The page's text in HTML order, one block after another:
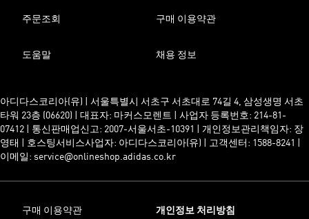
주문조회 구매 이용약관
도움말 채용 정보
아디다스코리아(유) | 서울특별시 서초구 서초대로 74길 4, 삼성생명 서초
타워 23층 (06620) | 대표자: 마커스모렌트 | 사업자 등록번호: 214-81-
07412 | 통신판매업신고: 2007-서울서초-10391 | 개인정보관리책임자: 장
영태 | 호스팅서비스사업자: 아디다스코리아(유) | 고객센터: 1588-8241 |
이메일: service@onlineshop.adidas.co.kr
구매 이용약관 개인정보 처리방침